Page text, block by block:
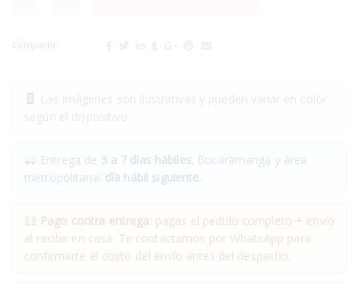
Compartir:
Entrega de 3 a 7 días hábiles. Bucaramanga y área
metropolitana: día hábil siguiente.
Pago contra entrega: pagas el pedido completo + envío
al recibir en casa. Te contactamos por WhatsApp para
confirmarte el costo del envío antes del despacho.